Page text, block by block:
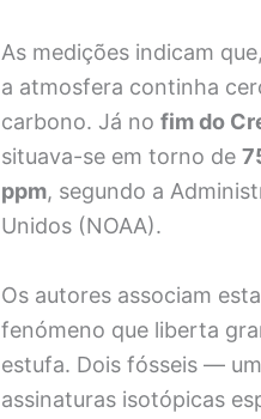
As medições indicam
a atmosfera continha
carbono. Já no fim do
situava-se em torno de
ppm, segundo a
Unidos (NOAA).
Os autores associam
fenómeno que liberta
estufa. Dois fósseis —
assinaturas isotópicas